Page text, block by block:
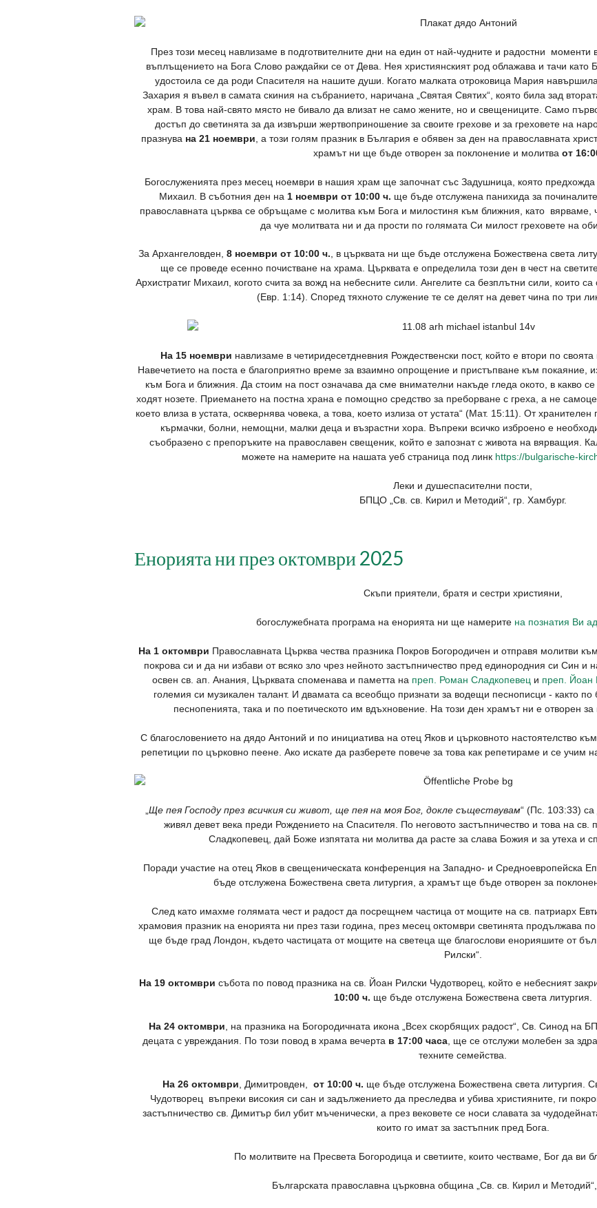
През този месец навлизаме в подготвителните дни на един от най-чудните и радостни моменти
въплъщението на Бога Слово раждайки се от Дева. Нея християнският род облажава и тачи като
удостоила се да роди Спасителя на нашите души. Когато малката отроковица Мария
Захария я въвел в самата скиния на събранието, наричана „Святая Святих“, която била зад
храм. В това най-свято място не бивало да влизат не само жените, но и свещениците. Само
достъп до светинята за да извърши жертвоприношение за своите грехове и за греховете на
празнува на 21 ноември , а този голям празник в България е обявен за ден на православната
храмът ни ще бъде отворен за поклонение и молитва от
Богослуженията през месец ноември в нашия храм ще започнат със Задушница, която предхожда
Михаил. В съботния ден на 1 ноември от 10:00 ч. ще бъде отслужена панихида за
православната църква се обръщаме с молитва към Бога и милостиня към ближния, като вярваме,
да чуе молитвата ни и да прости по голямата Си милост греховете на
За Архангеловден, 8 ноември от 10:00 ч., в църквата ни ще бъде отслужена Божествена света
ще се проведе есенно почистване на храма. Църквата е определила този ден в чест на
Архистратиг Михаил, когото счита за вожд на небесните сили. Ангелите са безплътни сили, които
(Евр. 1:14). Според тяхното служение те се делят на девет чина по три
На 15 ноември навлизаме в четиридесетдневния Рождественски пост, който е втори по
Навечетието на поста е благоприятно време за взаимно опрощение и пристъпване към покаяние,
към Бога и ближния. Да стоим на пост означава да сме внимателни накъде гледа окото, в какво се
ходят нозете. Приемането на постна храна е помощно средство за преборване с греха, а не
което влиза в устата, осквернява човека, а това, което излиза от устата“ (Мат. 15:11). От
кърмачки, болни, немощни, малки деца и възрастни хора. Въпреки всичко изброено е
съобразено с препоръките на православен свещеник, който е запознат с живота на вярващия.
можете на намерите на нашата уеб страница под линк https://bulgarische-
Леки и душеспасителни пости,
БПЦО „Св. св. Кирил и Методий“, гр. Хамбург.
Енорията ни през октомври 2025
Скъпи приятели, братя и сестри християни,
богослужебната програма на енорията ни ще намерите на познатия Ви
На 1 октомври Православната Църква чества празника Покров Богородичен и отправя молитви
покрова си и да ни избави от всяко зло чрез нейното застъпничество пред единородния си Син и
освен св. ап. Анания, Църквата споменава и паметта на преп. Роман Сладкопевец и преп. Йоан
големия си музикален талант. И двамата са всеобщо признати за водещи песнописци - както
песнопенията, така и по поетическото им вдъхновение. На този ден храмът ни е отворен
С благословението на дядо Антоний и по инициатива на отец Яков и църковното настоятелство
репетиции по църковно пеене. Ако искате да разберете повече за това как репетираме и се учим
Ще пея Господу през всичкия си живот, ще пея на моя Бог, докле съществувам“ (Пс. 103:33)
живял девет века преди Рождението на Спасителя. По неговото застъпничество и това на
Сладкопевец, дай Боже изпятата ни молитва да расте за слава Божия и за утеха и
Поради участие на отец Яков в свещеническата конференция на Западно- и Средноевропейска
бъде отслужена Божествена света литургия, а храмът ще бъде отворен за
След като имахме голямата чест и радост да посрещнем частица от мощите на св. патриарх
храмовия празник на енорията ни през тази година, през месец октомври светинята продължава
ще бъде град Лондон, където частицата от мощите на светеца ще благослови енорияшите от
Рилски“.
На 19 октомври събота по повод празника на св. Йоан Рилски Чудотворец, който е небесният
10:00 ч. ще бъде отслужена Божествена света литургия.
На 24 октомври, на празника на Богородичната икона „Всех скорбящих радост“, Св. Синод на
децата с увреждания. По този повод в храма вечерта в 17:00 часа, ще се отслужи молебен за
техните семейства.
На 26 октомври , Димитровден, от 10:00 ч. ще бъде отслужена Божествена света литургия.
Чудотворец въпреки високия си сан и задължението да преследва и убива християните, ги
застъпничество св. Димитър бил убит мъченически, а през вековете се носи славата за
които го имат за застъпник пред Бога.
По молитвите на Пресвета Богородица и светиите, които честваме, Бог да ви
Българската православна църковна община „Св. св. Кирил и Методий“,